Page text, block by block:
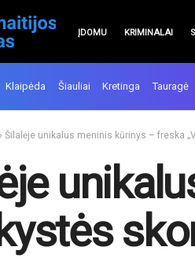
ĮDOMU KRIMINALAI
Klaipėda Šiauliai Kretinga Tauragė
Šilalėje unikalus meninis kūrinys – freska